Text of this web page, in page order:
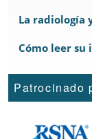
La radiología
Cómo leer
Patrocinado